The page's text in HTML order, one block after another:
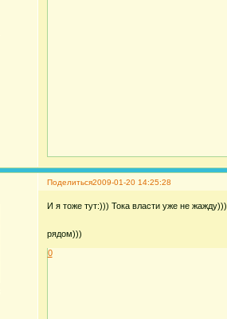
Поделиться2009-01-20 14:25:28
И я тоже тут:))) Тока власти уже не жажду)))
рядом)))
0